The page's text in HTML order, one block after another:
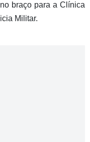
braço para a Clínica
Militar.